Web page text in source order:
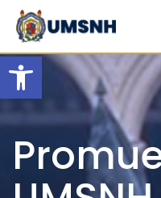
Open
Skip
content